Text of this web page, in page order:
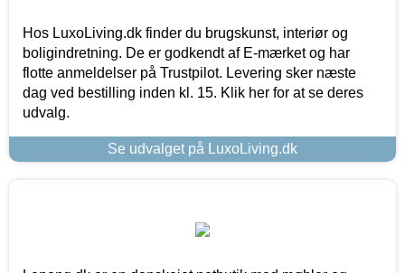
Hos LuxoLiving.dk finder du brugskunst, interiør og
boligindretning. De er godkendt af E-mærket og har
flotte anmeldelser på Trustpilot. Levering sker næste
dag ved bestilling inden kl. 15. Klik her for at se deres
udvalg.
Se udvalget på LuxoLiving.dk